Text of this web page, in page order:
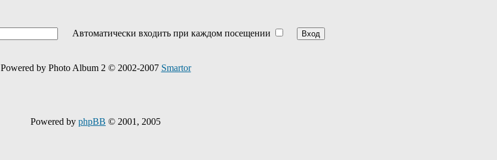
Автоматически входить при каждом посещении
Powered by Photo Album 2 © 2002-2007 Smartor
Powered by phpBB © 2001, 2005